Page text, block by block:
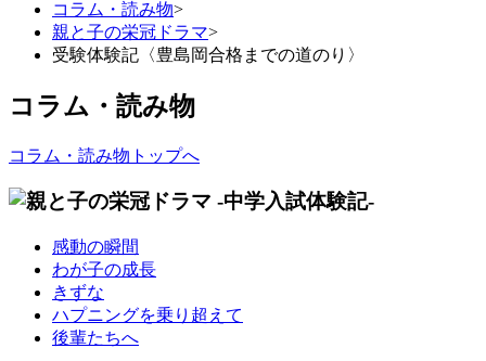
コラム・読み物>
親と子の栄冠ドラマ>
受験体験記〈豊島岡合格までの道のり〉
コラム・読み物
コラム・読み物トップへ
感動の瞬間
わが子の成長
きずな
ハプニングを乗り超えて
後輩たちへ